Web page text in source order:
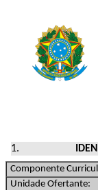
Componente
Unidade Ofertante: